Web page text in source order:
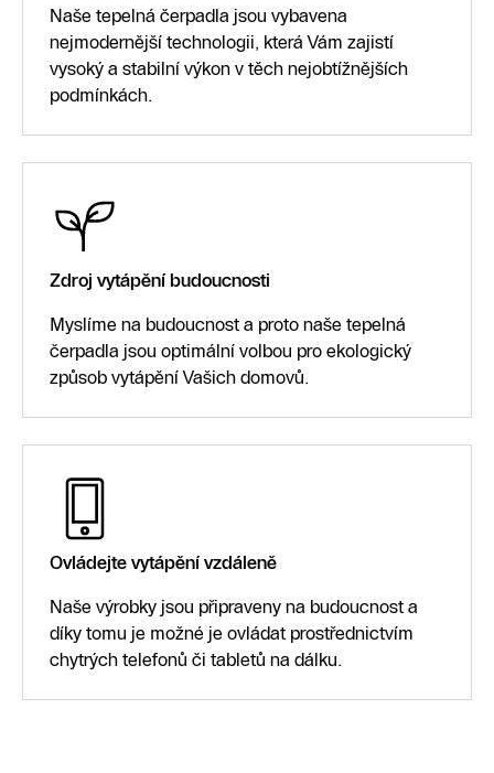
Naše tepelná čerpadla jsou vybavena
nejmodernější technologii, která Vám zajistí
vysoký a stabilní výkon v těch nejobtížnějších
podmínkách.
Zdroj vytápění budoucnosti
Myslíme na budoucnost a proto naše tepelná
čerpadla jsou optimální volbou pro ekologický
způsob vytápění Vašich domovů.
Ovládejte vytápění vzdáleně
Naše výrobky jsou připraveny na budoucnost a
díky tomu je možné je ovládat prostřednictvím
chytrých telefonů či tabletů na dálku.